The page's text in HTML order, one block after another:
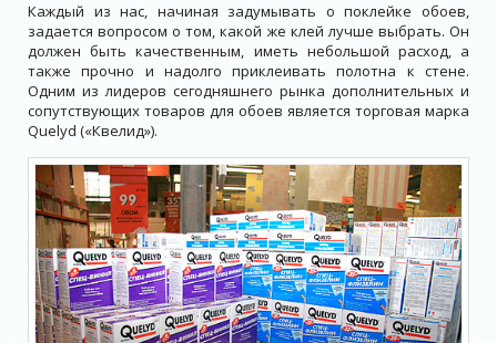
Каждый из нас, начиная задумывать о поклейке обоев,
задается вопросом о том, какой же клей лучше выбрать. Он
должен быть качественным, иметь небольшой расход, а
также прочно и надолго приклеивать полотна к стене.
Одним из лидеров сегодняшнего рынка дополнительных и
сопутствующих товаров для обоев является торговая марка
Quelyd («Квелид»).